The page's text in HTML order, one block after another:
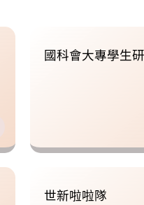
國科會大專學生
世新啦啦隊